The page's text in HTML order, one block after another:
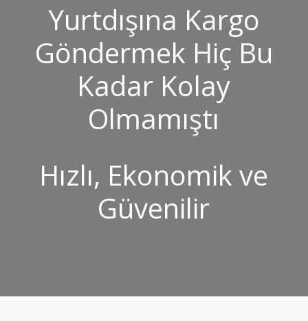
Yurtdışına Kargo
Göndermek Hiç Bu
Kadar Kolay
Olmamıştı
Hızlı, Ekonomik ve
Güvenilir